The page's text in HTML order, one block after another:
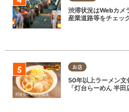
渋滞状況はWebカメ
産業道路等をチェッ
お店
50年以上ラーメン文
「灯台らーめん 半